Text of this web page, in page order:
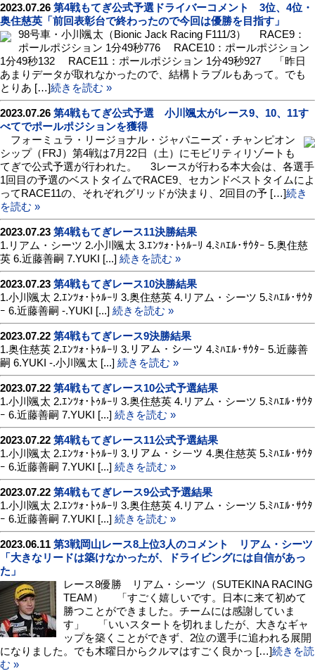
2023.07.26 第4戦もてぎ公式予選ドライバーコメント 3位、4位・
奥住慈英「前回表彰台で終わったので今回は優勝を目指す」
98号車・小川颯太（Bionic Jack Racing F111/3） RACE9：
ポールポジション 1分49秒776 RACE10：ポールポジション
1分49秒132 RACE11：ポールポジション 1分49秒927 「昨日
あまりデータが取れなかったので、結構トラブルもあって。でも
とりあ […]続きを読む »
2023.07.26 第4戦もてぎ公式予選 小川颯太がレース9、10、11す
べてでポールポジションを獲得
フォーミュラ・リージョナル・ジャパニーズ・チャンピオン
シップ（FRJ）第4戦は7月22日（土）にモビリティリゾートも
てぎで公式予選が行われた。 3レースが行わる本大会は、各選手
1回目の予選のベストタイムでRACE9、セカンドベストタイムによ
ってRACE11の、それぞれグリッドが決まり、2回目の予 […]続き
を読む »
2023.07.23 第4戦もてぎレース11決勝結果
1.リアム・シーツ 2.小川颯太 3.ｴﾝﾂｫ･ﾄｩﾙｰﾘ 4.ﾐﾊｴﾙ･ｻｳﾀｰ 5.奥住慈
英 6.近藤善嗣 7.YUKI [...] 続きを読む »
2023.07.23 第4戦もてぎレース10決勝結果
1.小川颯太 2.ｴﾝﾂｫ･ﾄｩﾙｰﾘ 3.奥住慈英 4.リアム・シーツ 5.ﾐﾊｴﾙ･ｻｳﾀ
ｰ 6.近藤善嗣 -.YUKI [...] 続きを読む »
2023.07.22 第4戦もてぎレース9決勝結果
1.奥住慈英 2.ｴﾝﾂｫ･ﾄｩﾙｰﾘ 3.リアム・シーツ 4.ﾐﾊｴﾙ･ｻｳﾀｰ 5.近藤善
嗣 6.YUKI -.小川颯太 [...] 続きを読む »
2023.07.22 第4戦もてぎレース10公式予選結果
1.小川颯太 2.ｴﾝﾂｫ･ﾄｩﾙｰﾘ 3.奥住慈英 4.リアム・シーツ 5.ﾐﾊｴﾙ･ｻｳﾀ
ｰ 6.近藤善嗣 7.YUKI [...] 続きを読む »
2023.07.22 第4戦もてぎレース11公式予選結果
1.小川颯太 2.ｴﾝﾂｫ･ﾄｩﾙｰﾘ 3.リアム・シーツ 4.奥住慈英 5.ﾐﾊｴﾙ･ｻｳﾀ
ｰ 6.近藤善嗣 7.YUKI [...] 続きを読む »
2023.07.22 第4戦もてぎレース9公式予選結果
1.小川颯太 2.ｴﾝﾂｫ･ﾄｩﾙｰﾘ 3.奥住慈英 4.リアム・シーツ 5.ﾐﾊｴﾙ･ｻｳﾀ
ｰ 6.近藤善嗣 7.YUKI [...] 続きを読む »
2023.06.11 第3戦岡山レース8上位3人のコメント リアム・シーツ
「大きなリードは築けなかったが、ドライビングには自信があっ
た」
レース8優勝 リアム・シーツ（SUTEKINA RACING
TEAM） 「すごく嬉しいです。日本に来て初めて
勝つことができました。チームには感謝していま
す」 「いいスタートを切れましたが、大きなギャ
ップを築くことができず、2位の選手に追われる展開
になりました。でも木曜日からクルマはすごく良かっ […]続きを読
む »